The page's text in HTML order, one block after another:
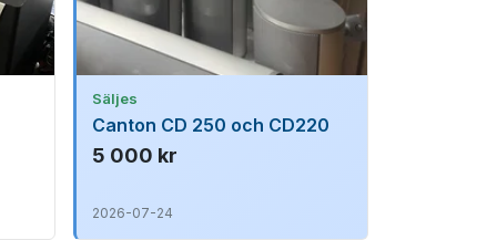
Säljes
Canton CD 250 och CD220
5 000 kr
2026-07-24